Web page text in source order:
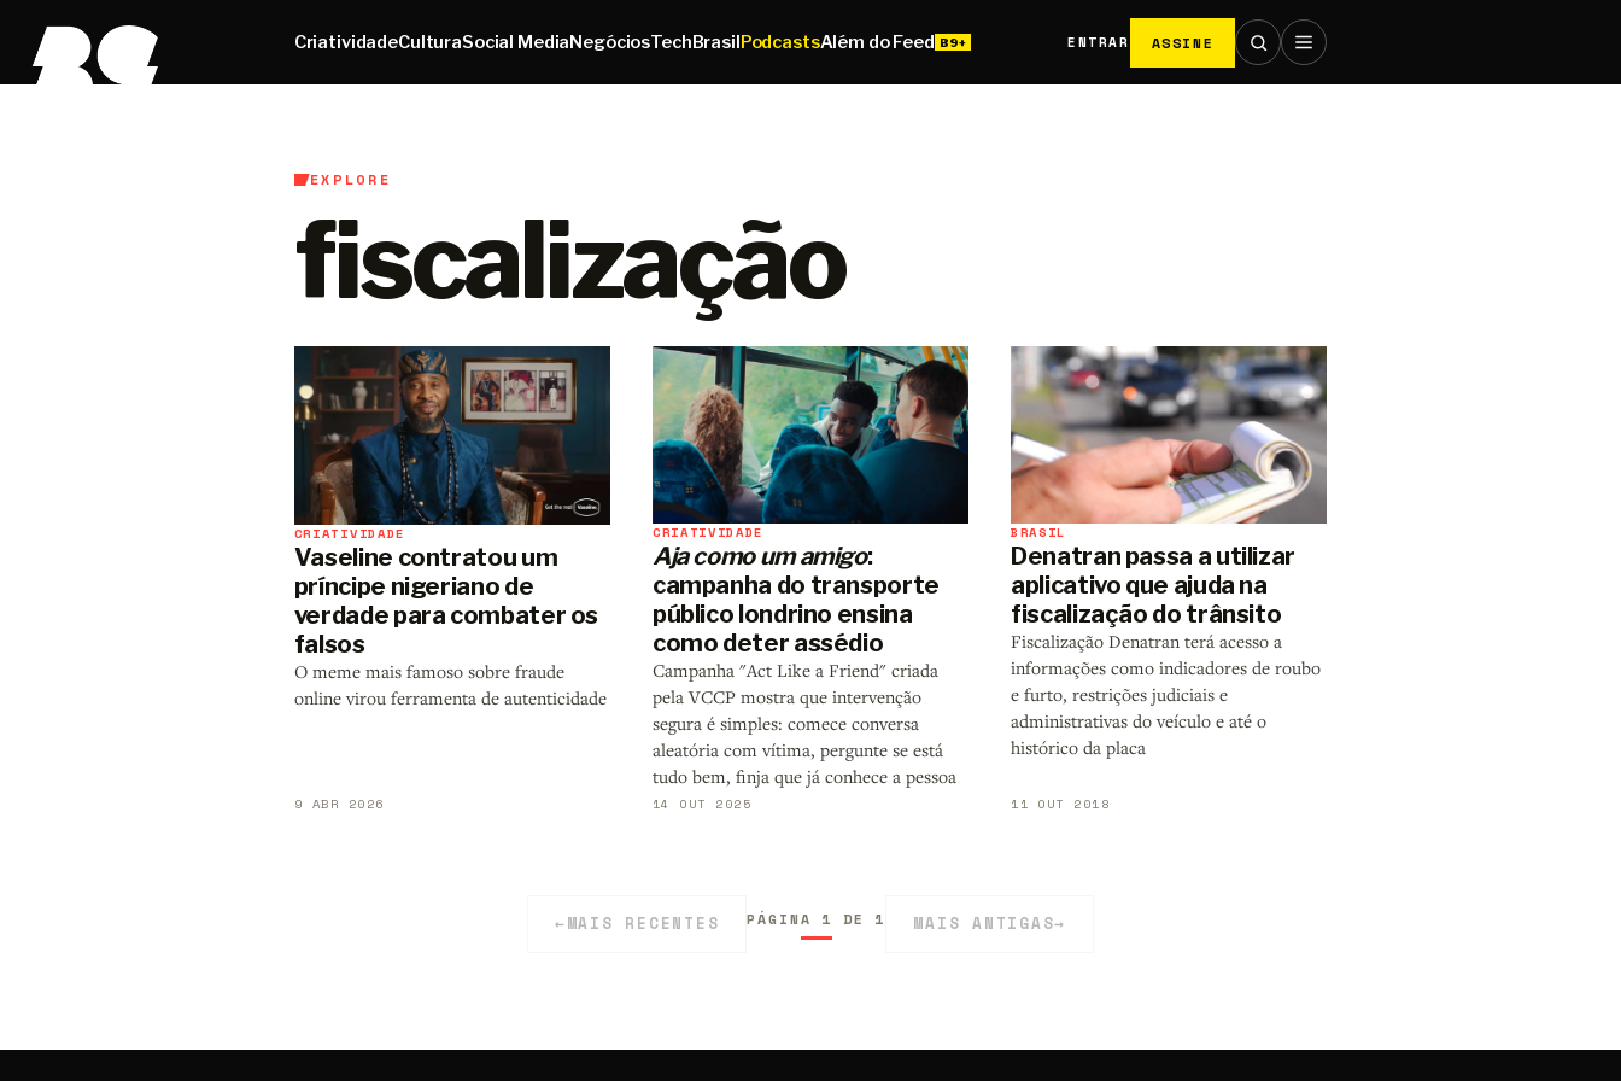
CriatividadeCulturaSocial MediaNegóciosTechBrasilPodcastsAlém do Feed ENTRAR ASSINE
EXPLORE
fiscalização
CRIATIVIDADE
Vaseline contratou um
príncipe nigeriano de
verdade para combater os
falsos
O meme mais famoso sobre fraude
online virou ferramenta de autenticidade
9 ABR 2026
CRIATIVIDADE
Aja como um amigo:
campanha do transporte
público londrino ensina
como deter assédio
Campanha "Act Like a Friend" criada
pela VCCP mostra que intervenção
segura é simples: comece conversa
aleatória com vítima, pergunte se está
tudo bem, finja que já conhece a pessoa
14 OUT 2025
BRASIL
Denatran passa a utilizar
aplicativo que ajuda na
fiscalização do trânsito
Fiscalização Denatran terá acesso a
informações como indicadores de roubo
e furto, restrições judiciais e
administrativas do veículo e até o
histórico da placa
11 OUT 2018
←MAIS RECENTES PÁGINA 1 DE 1 MAIS ANTIGAS→